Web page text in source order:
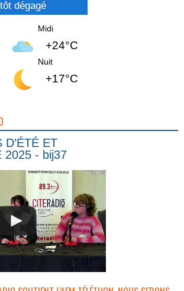
dégagé
Midi
+24°C
Nuit
+17°C
ET
2025 - bij37